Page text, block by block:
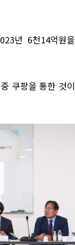
년 6천14억원을
쿠팡을 통한 것이